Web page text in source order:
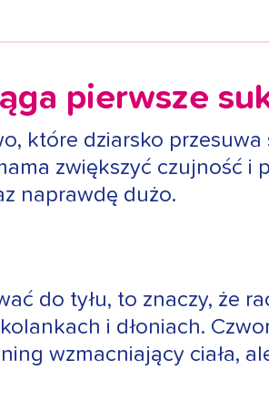
pierwsze
które dziarsko przesuwa
zwiększyć czujność i
naprawdę dużo.
do tyłu, to znaczy, że
i dłoniach.
wzmacniający ciała,